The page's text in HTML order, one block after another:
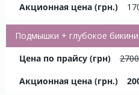
Подмышки + глубокое
2700